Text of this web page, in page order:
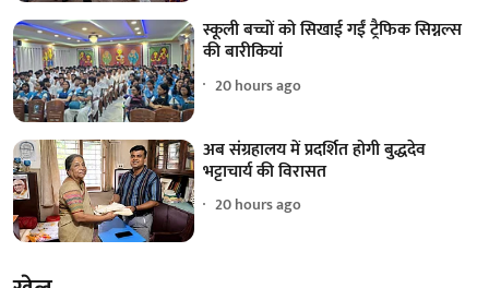
स्कूली बच्चों को सिखाई गईं ट्रैफिक सिग्नल्स
की बारीकियां
20 hours ago
अब संग्रहालय में प्रदर्शित होगी बुद्धदेव
भट्टाचार्य की विरासत
20 hours ago